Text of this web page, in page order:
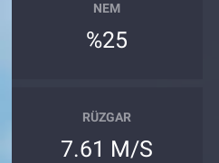
NEM
%25
RÜZGAR
7.61 M/S